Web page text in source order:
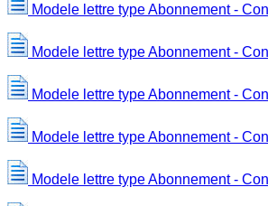
Modele lettre type Abonnement -
Modele lettre type Abonnement -
Modele lettre type Abonnement -
Modele lettre type Abonnement -
Modele lettre type Abonnement -